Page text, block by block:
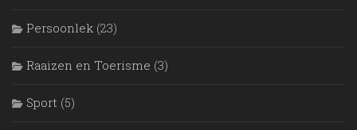
Persoonlek (23)
Raaizen en Toerisme (3)
Sport (5)